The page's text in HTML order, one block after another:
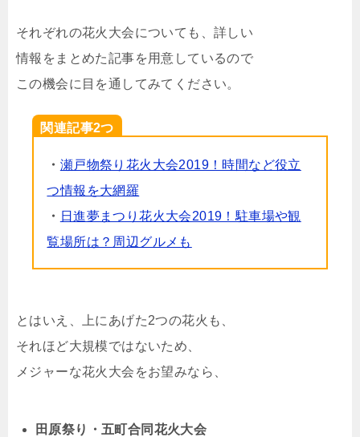
それぞれの花火大会についても、詳しい
情報をまとめた記事を用意しているので
この機会に目を通してみてください。
関連記事2つ
・ 瀬戸物祭り花火大会2019！時間など役立
つ情報を大網羅
・ 日進夢まつり花火大会2019！駐車場や観
覧場所は？周辺グルメも
とはいえ、上にあげた2つの花火も、
それほど大規模ではないため、
メジャーな花火大会をお望みなら、
田原祭り・五町合同花火大会